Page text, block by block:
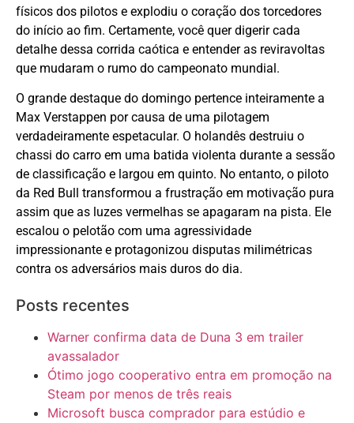
físicos dos pilotos e explodiu o coração dos torcedores
do início ao fim. Certamente, você quer digerir cada
detalhe dessa corrida caótica e entender as reviravoltas
que mudaram o rumo do campeonato mundial.
O grande destaque do domingo pertence inteiramente a
Max Verstappen por causa de uma pilotagem
verdadeiramente espetacular. O holandês destruiu o
chassi do carro em uma batida violenta durante a sessão
de classificação e largou em quinto. No entanto, o piloto
da Red Bull transformou a frustração em motivação pura
assim que as luzes vermelhas se apagaram na pista. Ele
escalou o pelotão com uma agressividade
impressionante e protagonizou disputas milimétricas
contra os adversários mais duros do dia.
Posts recentes
Warner confirma data de Duna 3 em trailer
avassalador
Ótimo jogo cooperativo entra em promoção na
Steam por menos de três reais
Microsoft busca comprador para estúdio e